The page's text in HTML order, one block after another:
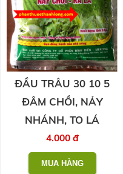
ĐẦU TRÂU 30 10 5
ĐÂM CHỒI, NẢY
NHÁNH, TO LÁ
4.000 đ